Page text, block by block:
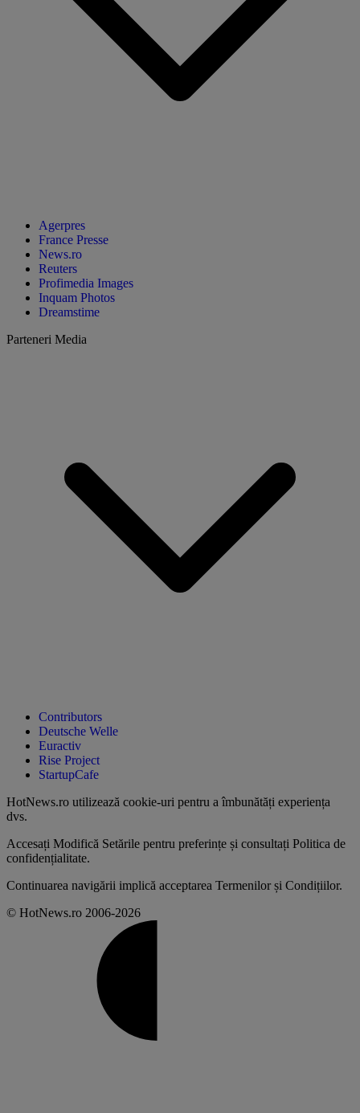
Agerpres
France Presse
News.ro
Reuters
Profimedia Images
Inquam Photos
Dreamstime
Parteneri Media
Contributors
Deutsche Welle
Euractiv
Rise Project
StartupCafe
HotNews.ro utilizează cookie-uri pentru a îmbunătăți experiența
dvs.
Accesați Modifică Setările pentru preferințe și consultați Politica de
confidențialitate.
Continuarea navigării implică acceptarea Termenilor și Condițiilor.
© HotNews.ro 2006-2026